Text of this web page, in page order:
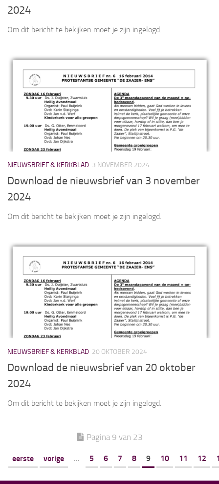
2024
Om dit bericht te bekijken moet je zijn ingelogd.
NIEUWSBRIEF & KERKBLAD 3 NOVEMBER 2024
Download de nieuwsbrief van 3 november
2024
Om dit bericht te bekijken moet je zijn ingelogd.
NIEUWSBRIEF & KERKBLAD 20 OKTOBER 2024
Download de nieuwsbrief van 20 oktober
2024
Om dit bericht te bekijken moet je zijn ingelogd.
Pagina 9 van 23
eerste vorige ... 5 6 7 8 9 10 11 12